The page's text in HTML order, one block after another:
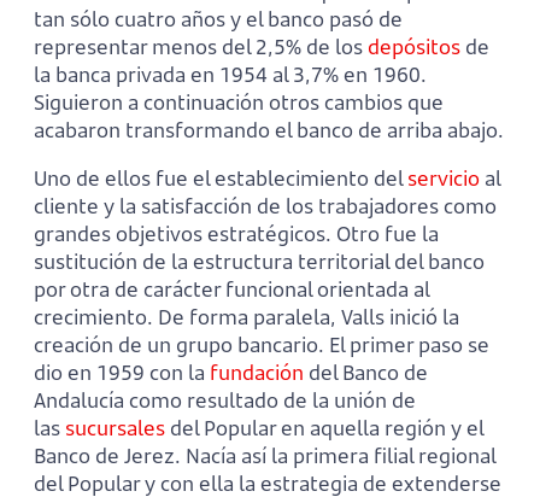
tan sólo cuatro años y el banco pasó de
representar menos del 2,5% de los depósitos de
la banca privada en 1954 al 3,7% en 1960.
Siguieron a continuación otros cambios que
acabaron transformando el banco de arriba abajo.
Uno de ellos fue el establecimiento delservicio al
cliente y la satisfacción de los trabajadores como
grandes objetivos estratégicos. Otro fue la
sustitución de la estructura territorial del banco
por otra de carácter funcional orientada al
crecimiento. De forma paralela, Valls inició la
creación de un grupo bancario. El primer paso se
dio en 1959 con la fundación del Banco de
Andalucía como resultado de la unión de
las sucursales del Popular en aquella región y el
Banco de Jerez. Nacía así la primera filial regional
del Popular y con ella la estrategia de extenderse